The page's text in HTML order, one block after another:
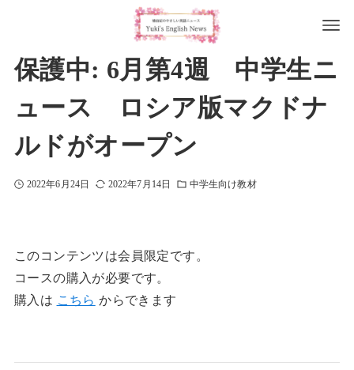
保護中: 6月第4週 中学生ニ
ュース ロシア版マクドナ
ルドがオープン
2022年6月24日 2022年7月14日 中学生向け教材
このコンテンツは会員限定です。
コースの購入が必要です。
購入は こちら からできます